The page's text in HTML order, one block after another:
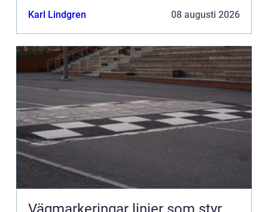
Karl Lindgren 08 augusti 2026